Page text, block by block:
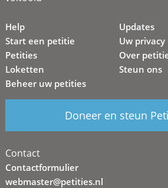
Help
Start een petitie
Petities
Loketten
Beheer uw petities
Updates
Uw privacy
Over
Steun ons
Doneer en steun
Contact
Contactformulier
webmaster@petities.nl